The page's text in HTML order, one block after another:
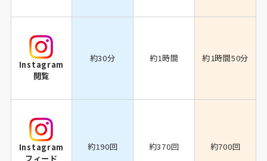
Instagram
閲覧
約30分 約1時間 約1時間50分
Instagram
フィード
約190回 約370回 約700回